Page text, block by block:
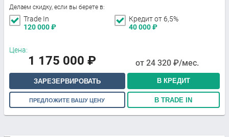
Делаем скидку, если вы берете в:
Trade In
120 000₽
Кредит от 6,5%
40 000₽
Цена:
1 175 000 ₽ от 24 320 ₽/мес.
ЗАРЕЗЕРВИРОВАТЬ В КРЕДИТ
ПРЕДЛОЖИТЕ ВАШУ ЦЕНУ В TRADE IN